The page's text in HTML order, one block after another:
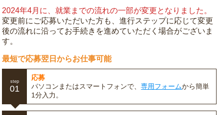
2024年4月に、就業までの流れの一部が変更となりました。
変更前にご応募いただいた方も、進行ステップに応じて変更
後の流れに沿ってお手続きを進めていただく場合がございま
す。
最短で応募翌日からお仕事可能
step
01
応募
パソコンまたはスマートフォンで、専用フォームから簡単
1分入力。